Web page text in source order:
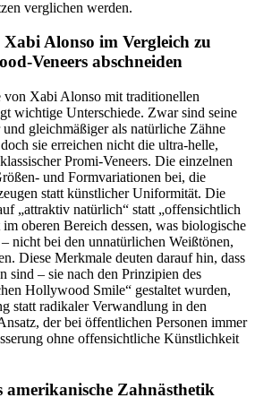
verglichen werden.
Alonso im Vergleich zu
Veneers abschneiden
von Xabi Alonso mit traditionellen
wichtige Unterschiede. Zwar sind seine
gleichmäßiger als natürliche Zähne
sie erreichen nicht die ultra-helle,
Promi-Veneers. Die einzelnen
und Formvariationen bei, die
statt künstlicher Uniformität. Die
„attraktiv natürlich“ statt „offensichtlich
oberen Bereich dessen, was biologische
nicht bei den unnatürlichen Weißtönen,
Diese Merkmale deuten darauf hin, dass
sind – sie nach den Prinzipien des
Hollywood Smile“ gestaltet wurden,
statt radikaler Verwandlung in den
der bei öffentlichen Personen immer
ohne offensichtliche Künstlichkeit
amerikanische Zahnästhetik